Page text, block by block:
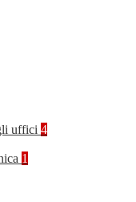
uffici 4
1